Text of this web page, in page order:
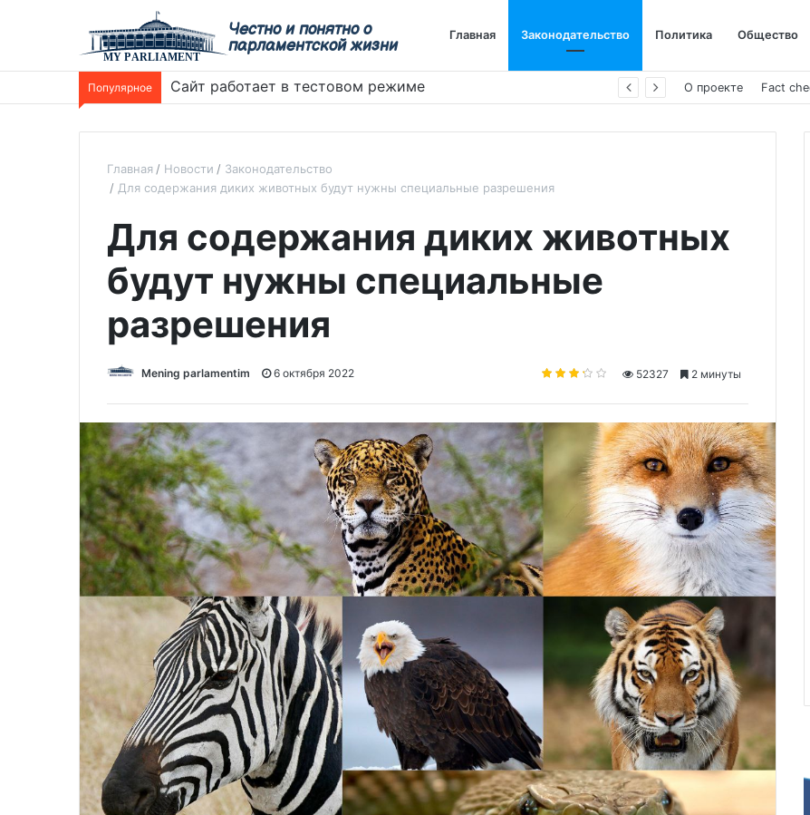
Честно и понятно о
парламентской жизни
Главная Законодательство Политика Общество
Популярное Сайт работает в тестовом режиме О проекте Fact
Главная Новости
Законодательство
Для содержания диких животных будут нужны специальные разрешения
Для содержания диких животных
будут нужны специальные
разрешения
Mening parlamentim 6 октября 2022 52327 2 минуты